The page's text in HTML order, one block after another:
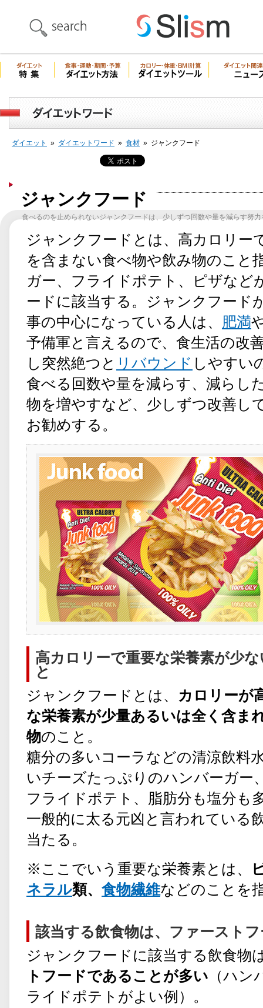
ダイエット » ダイエットワード » 食材 » ジャンクフード
ジャンクフード
食べるのを止められないジャンクフードは、少しずつ回数や量を減らす努力
ジャンクフードとは、高カロリー
を含まない食べ物や飲み物のこと
ガー、フライドポテト、ピザなど
ードに該当する。ジャンクフード
事の中心になっている人は、 肥満
予備軍と言えるので、食生活の改
し突然絶つと リバウンド しやすい
食べる回数や量を減らす、減らし
物を増やすなど、少しずつ改善し
お勧めする。
高カロリーで重要な栄養素が少
と
ジャンクフードとは、
カロリーが
な栄養素が少量あるいは全く含ま
物のこと。
糖分の多いコーラなどの清涼飲料
いチーズたっぷりのハンバーガー
フライドポテト、脂肪分も塩分も
一般的に太る元凶と言われている
当たる。
※ここでいう重要な栄養素とは、
ネラル類、 食物繊維などのことを
該当する飲食物は、ファースト
ジャンクフードに該当する飲食物
トフードであることが多い （ハン
ライドポテトがよい例）。